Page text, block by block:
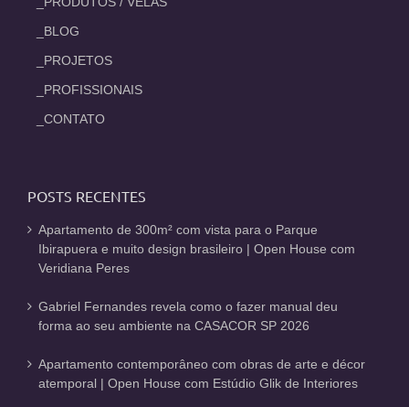
_BLOG
_PROJETOS
_PROFISSIONAIS
_CONTATO
POSTS RECENTES
Apartamento de 300m² com vista para o Parque
Ibirapuera e muito design brasileiro | Open House com
Veridiana Peres
Gabriel Fernandes revela como o fazer manual deu
forma ao seu ambiente na CASACOR SP 2026
Apartamento contemporâneo com obras de arte e décor
atemporal | Open House com Estúdio Glik de Interiores